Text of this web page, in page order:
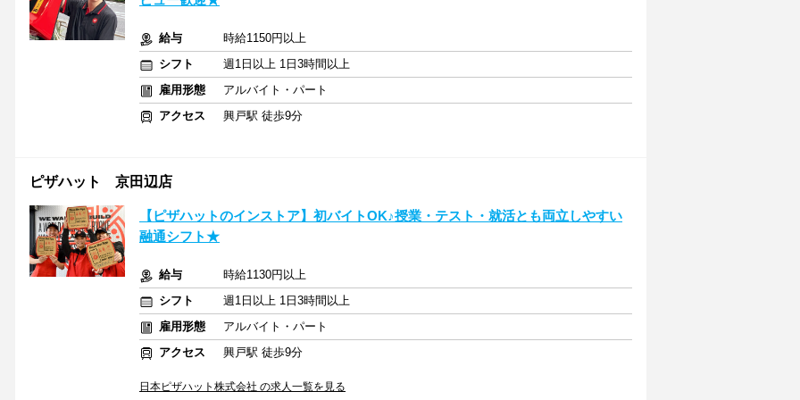
給与
時給1150円以上
シフト
週1日以上 1日3時間以上
雇用形態
アルバイト・パート
アクセス
興戸駅 徒歩9分
ピザハット 京田辺店
【ピザハットのインストア】初バイトOK♪授業・テスト・就活とも両立しやすい
融通シフト★
給与
時給1130円以上
シフト
週1日以上 1日3時間以上
雇用形態
アルバイト・パート
アクセス
興戸駅 徒歩9分
日本ピザハット株式会社 の求人一覧を見る